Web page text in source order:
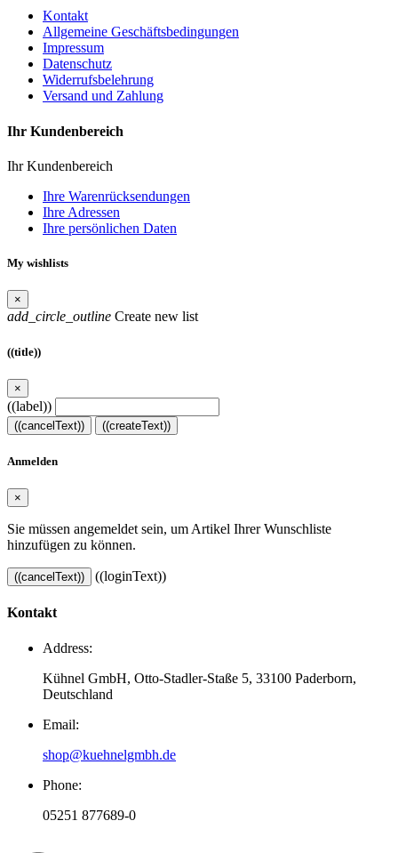
Kontakt
Allgemeine Geschäftsbedingungen
Impressum
Datenschutz
Widerrufsbelehrung
Versand und Zahlung
Ihr Kundenbereich
Ihr Kundenbereich
Ihre Warenrücksendungen
Ihre Adressen
Ihre persönlichen Daten
My wishlists
×
add_circle_outline Create new list
((title))
×
((label))
((cancelText)) ((createText))
Anmelden
×
Sie müssen angemeldet sein, um Artikel Ihrer Wunschliste
hinzufügen zu können.
((cancelText)) ((loginText))
Kontakt
Address:
Kühnel GmbH, Otto-Stadler-Staße 5, 33100 Paderborn,
Deutschland
Email:
shop@kuehnelgmbh.de
Phone:
05251 877689-0